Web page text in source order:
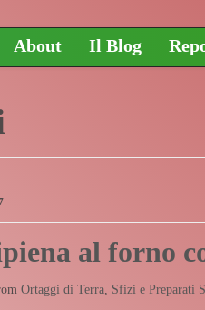
About Il Blog
al forno
Ortaggi di Terra Sfizi e Preparati